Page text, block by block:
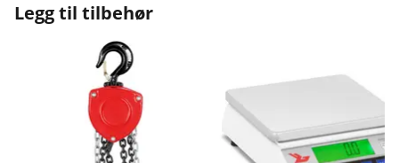
Legg til tilbehør